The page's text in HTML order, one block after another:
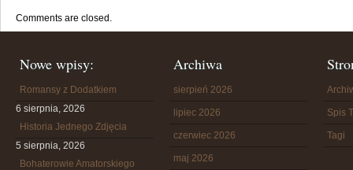
Comments are closed.
Nowe wpisy:
Romansy z Dodatkiem
6 sierpnia, 2026
Historia Jednego Zdjęcia
5 sierpnia, 2026
Bohaterowie Amatorskiego
Archiwa
sierpień 2026
lipiec 2026
czerwiec 2026
maj 2026
Spis
Tagi